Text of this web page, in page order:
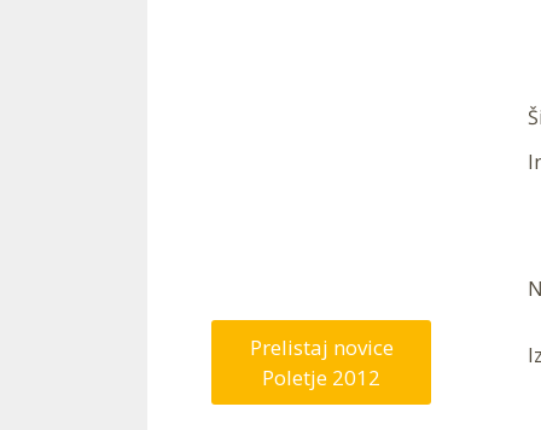
Prelistaj novice
Poletje 2012